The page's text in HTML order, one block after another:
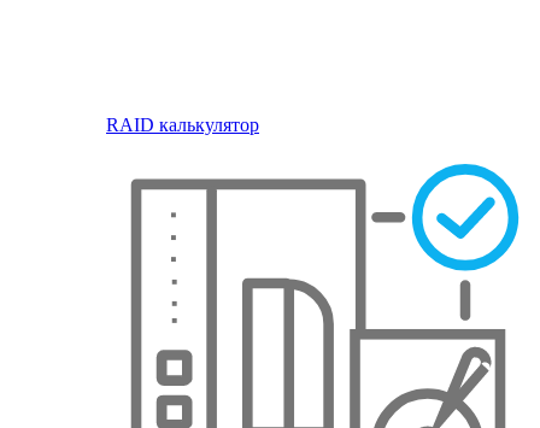
RAID калькулятор